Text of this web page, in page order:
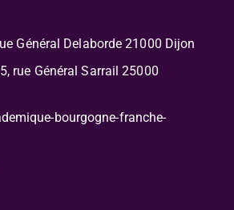
Général Delaborde 21000 Dijon
rue Général Sarrail 25000
bourgogne-franche-